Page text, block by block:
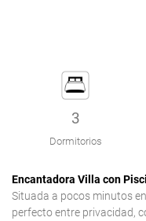
3
Dormitorios
Encantadora Villa con
Situada a pocos minutos
perfecto entre privacidad,